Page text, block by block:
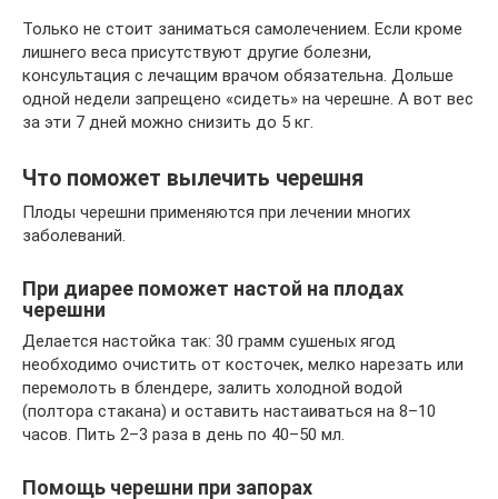
Только не стоит заниматься самолечением. Если кроме
лишнего веса присутствуют другие болезни,
консультация с лечащим врачом обязательна. Дольше
одной недели запрещено «сидеть» на черешне. А вот вес
за эти 7 дней можно снизить до 5 кг.
Что поможет вылечить черешня
Плоды черешни применяются при лечении многих
заболеваний.
При диарее поможет настой на плодах
черешни
Делается настойка так: 30 грамм сушеных ягод
необходимо очистить от косточек, мелко нарезать или
перемолоть в блендере, залить холодной водой
(полтора стакана) и оставить настаиваться на 8–10
часов. Пить 2–3 раза в день по 40–50 мл.
Помощь черешни при запорах